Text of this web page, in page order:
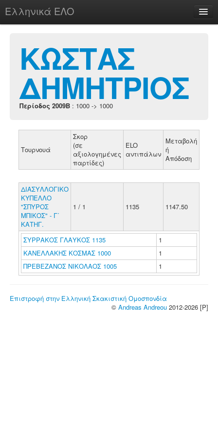
Ελληνικά ΕΛΟ
chesstu.be @ discord
Login
ΚΩΣΤΑΣ
ΔΗΜΗΤΡΙΟΣ
Περίοδος 2009B : 1000 -> 1000
Τουρνουά
Σκορ
(σε
αξιολογημένες
παρτίδες)
ELO
αντιπάλων
Μεταβολή
ή
Απόδοση
ΔΙΑΣΥΛΛΟΓΙΚΟ
ΚΥΠΕΛΛΟ
"ΣΠΥΡΟΣ
ΜΠΙΚΟΣ" - Γ΄
ΚΑΤΗΓ.
1 / 1 1135 1147.50
ΣΥΡΡΑΚΟΣ ΓΛΑΥΚΟΣ 1135
1
ΚΑΝΕΛΛΑΚΗΣ ΚΟΣΜΑΣ 1000
1
ΠΡΕΒΕΖΑΝΟΣ ΝΙΚΟΛΑΟΣ 1005
1
Επιστροφή στην Ελληνική Σκακιστική Ομοσπονδία
© Andreas Andreou 2012-2026 [P]